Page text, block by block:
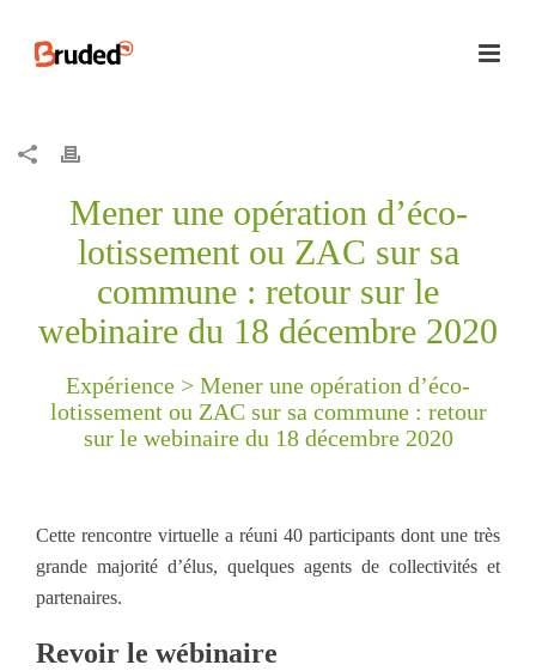
Mener une opération d’éco-
lotissement ou ZAC sur sa
commune : retour sur le
webinaire du 18 décembre 2020
Expérience > Mener une opération d’éco-
lotissement ou ZAC sur sa commune : retour
sur le webinaire du 18 décembre 2020
Cette rencontre virtuelle a réuni 40 participants dont une très
grande majorité d’élus, quelques agents de collectivités et
partenaires.
Revoir le wébinaire